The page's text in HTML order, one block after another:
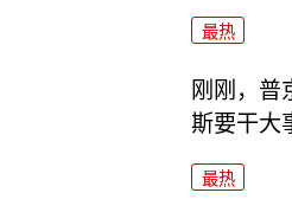
最热
刚刚，普
斯要干大
最热